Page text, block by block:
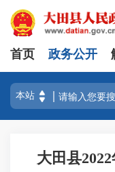
首页 政务公开
大田县